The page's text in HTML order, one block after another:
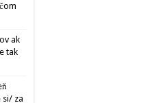
ak
tak
za